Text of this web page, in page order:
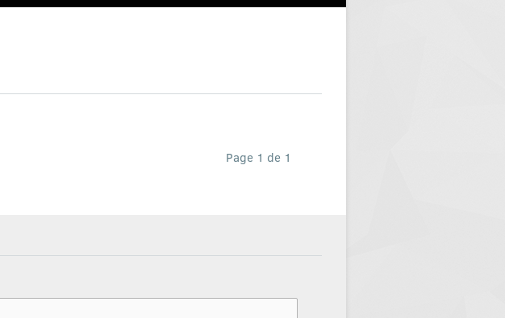
Page 1 de 1